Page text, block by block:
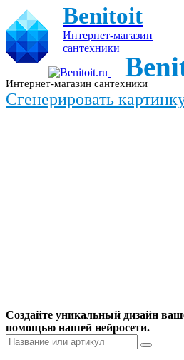
Benitoit
Интернет-магазин
сантехники
Интернет-магазин сантехники
Сгенерировать
Создайте уникальный дизайн
помощью нашей нейросети.